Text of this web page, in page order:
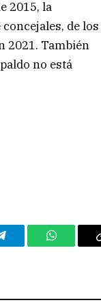
2015, la
de los
2021. También
no está
Telegram